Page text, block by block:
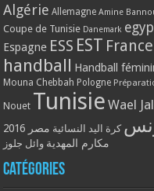
Algérie Allemagne Amine
Coupe de Tunisie Danemark
Espagne ESS EST France
handball Handball
Mouna Chebbah Pologne
Nouet Tunisie Wael
كرة اليد النسائية مصر 2016
مكارم المهدية وائل جلوز
Catégories